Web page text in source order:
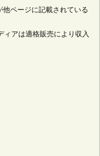
ページに記載されている
アは適格販売により収入